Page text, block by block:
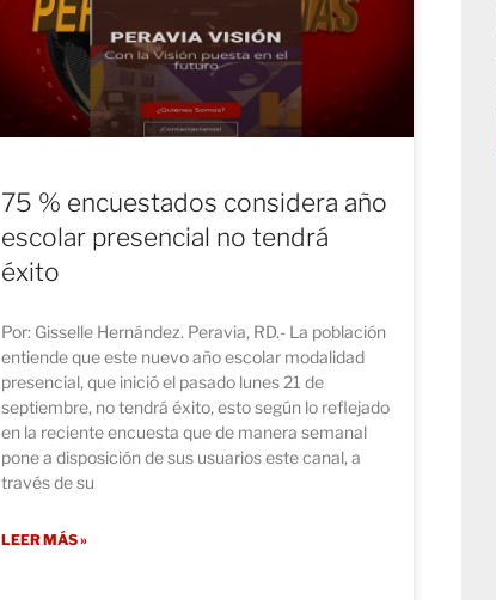
75 % encuestados considera año
escolar presencial no tendrá
éxito
Por: Gisselle Hernández. Peravia, RD.- La población
entiende que este nuevo año escolar modalidad
presencial, que inició el pasado lunes 21 de
septiembre, no tendrá éxito, esto según lo reflejado
en la reciente encuesta que de manera semanal
pone a disposición de sus usuarios este canal, a
través de su
LEER MÁS »